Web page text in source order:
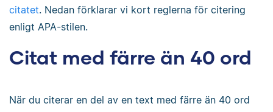
citatet. Nedan förklarar vi kort reglerna för citering
enligt APA-stilen.
Citat med färre än 40 ord
När du citerar en del av en text med färre än 40 ord